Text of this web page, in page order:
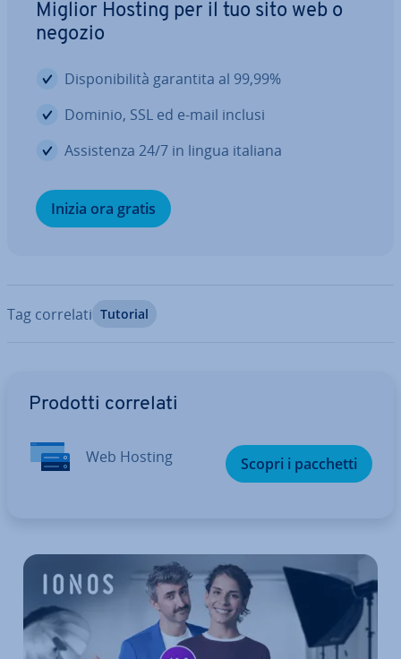
Miglior Hosting per il tuo sito web o
negozio
Di­spo­ni­bi­li­tà garantita al 99,99%
Dominio, SSL ed e-mail inclusi
As­si­sten­za 24/7 in lingua italiana
Inizia ora gratis
Tag correlati Tutorial
Prodotti correlati
Web Hosting Scopri i pacchetti